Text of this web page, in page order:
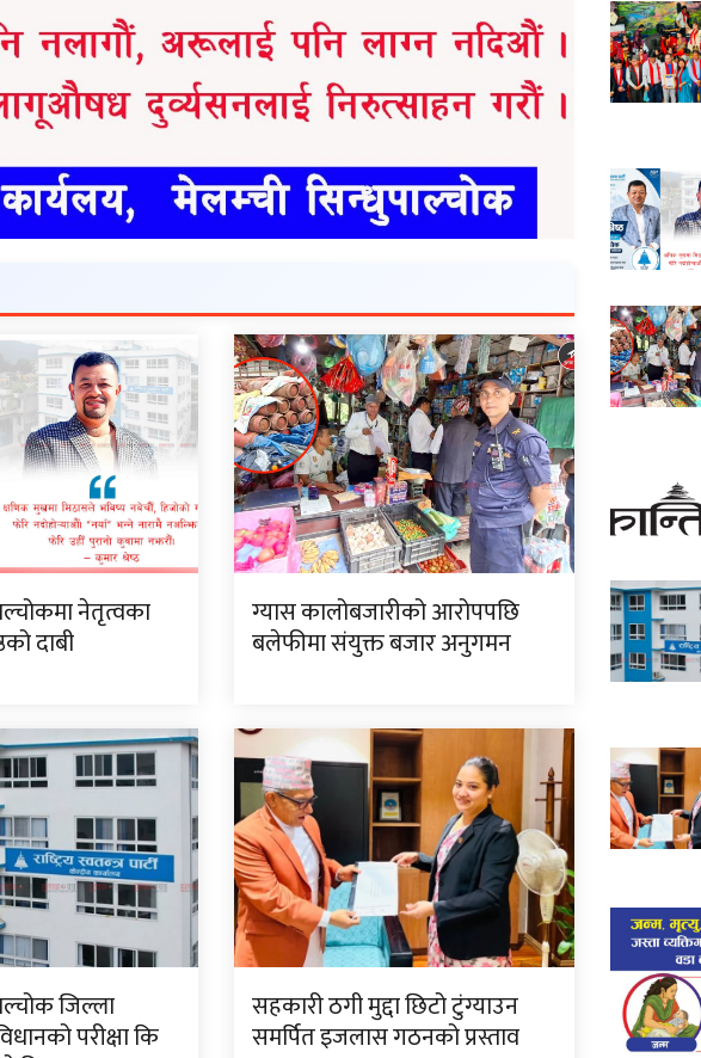
नेतृत्वका
दाबी
ग्यास कालोबजारीको आरोपपछि
बलेफीमा संयुक्त बजार अनुगमन
जिल्ला
परीक्षा कि
सहकारी ठगी मुद्दा छिटो टुंग्याउन
समर्पित इजलास गठनको प्रस्ताव